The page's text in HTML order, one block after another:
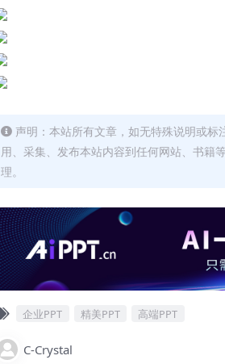
声明：本站所有文章，如无特殊说明或
用、采集、发布本站内容到任何网站、书籍
理。
企业PPT 精美PPT 高端PPT
C-Crystal